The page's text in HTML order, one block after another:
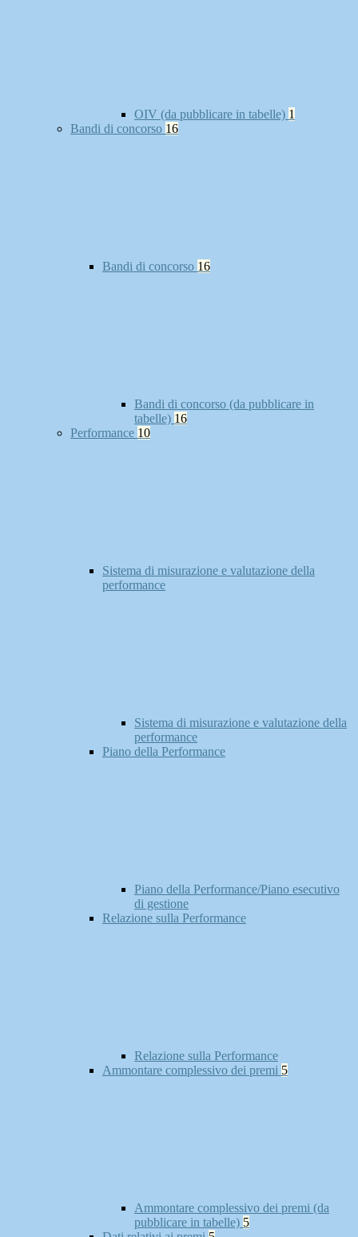
OIV (da pubblicare in tabelle) 1
Bandi di concorso 16
Bandi di concorso 16
Bandi di concorso (da pubblicare in
tabelle) 16
Performance 10
Sistema di misurazione e valutazione della
performance
Sistema di misurazione e valutazione della
performance
Piano della Performance
Piano della Performance/Piano esecutivo
di gestione
Relazione sulla Performance
Relazione sulla Performance
Ammontare complessivo dei premi 5
Ammontare complessivo dei premi (da
pubblicare in tabelle) 5